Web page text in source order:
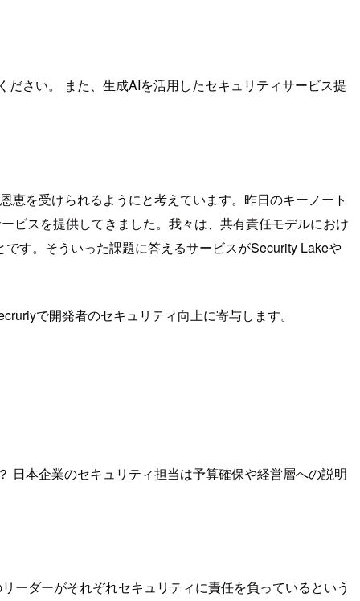
さい。 また、生成AIを活用したセキュリティサービス提
を受けられるようにと考えています。昨日のキーノート
ビスを提供してきました。我々は、共有責任モデルにおけ
す。そういった課題に答えるサービスがSecurity Lakeや
で開発者のセキュリティ向上に寄与します。
日本企業のセキュリティ担当は予算確保や経営層への説明
ーダーがそれぞれセキュリティに責任を負っているという